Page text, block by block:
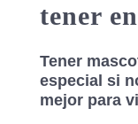
tener
Tener
especial si
mejor para